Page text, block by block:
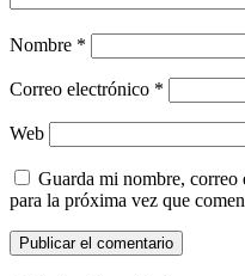
Nombre *
Correo electrónico *
Web
Guarda mi nombre, correo
para la próxima vez que